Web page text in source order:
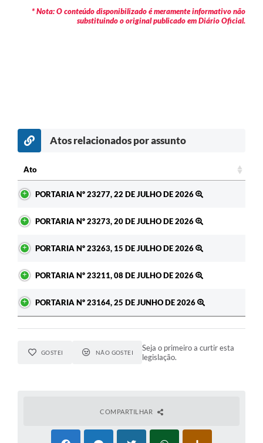
* Nota: O conteúdo disponibilizado é meramente informativo não
substituindo o original publicado em Diário Oficial.
Atos relacionados por assunto
Ato
PORTARIA Nº 23277, 22 DE JULHO DE 2026
PORTARIA Nº 23273, 20 DE JULHO DE 2026
PORTARIA Nº 23263, 15 DE JULHO DE 2026
PORTARIA Nº 23211, 08 DE JULHO DE 2026
PORTARIA Nº 23164, 25 DE JUNHO DE 2026
GOSTEI NÃO GOSTEI
Seja o primeiro a curtir esta
legislação.
COMPARTILHAR